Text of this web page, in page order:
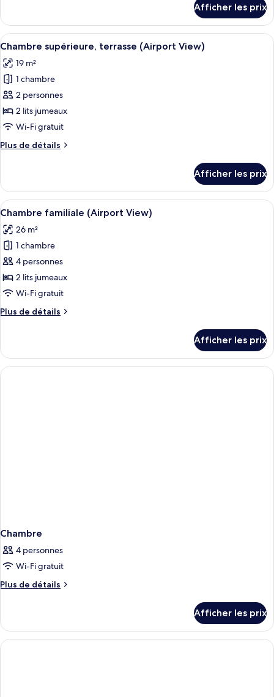
(Airport
View)
Chambre
supérieure
(Airport
Afficher les prix
Afficher
toutes
les
photos
pour
ce
type
chambre :
terrasse
(Airport
View)
Une chambre d’hôtel avec un lit, un
10
Chambre supérieure, terrasse (Airport View)
19 m²
1 chambre
2 personnes
2 lits jumeaux
Wi-Fi gratuit
Plus de détails
Plus
Chambre
supérieure,
terrasse
View)
Afficher les prix
Afficher
toutes
les
photos
pour
ce
type
chambre :
(Airport
View)
Une chambre d’hôtel moderne,
8
Chambre familiale (Airport View)
26 m²
1 chambre
4 personnes
2 lits jumeaux
Wi-Fi gratuit
Plus de détails
Plus
Chambre
familiale
(Airport
Afficher les prix
Chambre
4 personnes
Wi-Fi gratuit
Plus de détails
Plus
Chambre
Afficher les prix